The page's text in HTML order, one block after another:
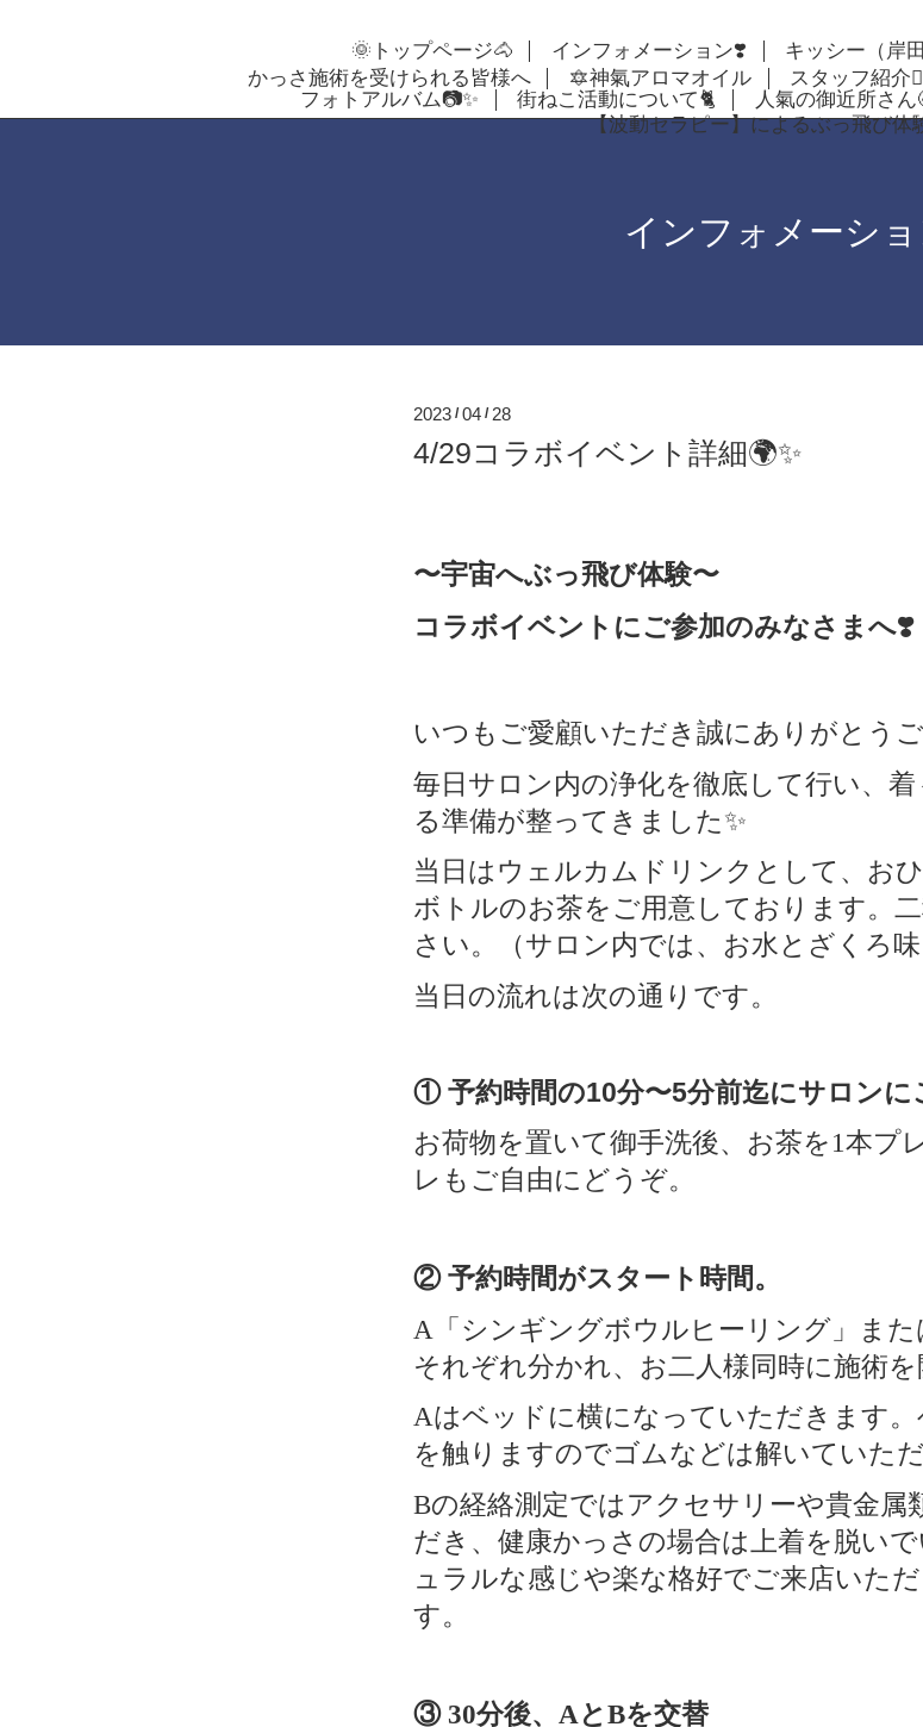
🌞トップページ🐴 インフォメーション❣️ キッシー（岸
かっさ施術を受けられる皆様へ
🔯神氣アロマオイル スタッフ紹介
フォトアルバム📷✨
街ねこ活動について🐈 人氣の御近所さん
【波動セラピー】によるぶっ飛び体
インフォメーシ
2023 /04 / 28
4/29コラボイベント詳細🌍✨
〜宇宙へぶっ飛び体験〜
コラボイベントにご参加のみなさまへ❣️
いつもご愛顧いただき誠にありがとうご
毎日サロン内の浄化を徹底して行い、
る準備が整ってきました✨
当日はウェルカムドリンクとして、お
ボトルのお茶をご用意しております。
さい。（サロン内では、お水とざくろ味
当日の流れは次の通りです。
① 予約時間の10分〜5分前迄にサロンに
お荷物を置いて御手洗後、お茶を 1本プ
レもご自由にどうぞ。
② 予約時間がスタート時間。
A 「シンギングボウルヒーリング」また
それぞれ分かれ、お二人様同時に施術を
Aはベッドに横になっていただきます。
を触りますのでゴムなどは解いていた
Bの経絡測定ではアクセサリーや貴金属
だき、健康かっさの場合は上着を脱い
ュラルな感じや楽な格好でご来店いた
す。
③ 30分後、 A とBを交替